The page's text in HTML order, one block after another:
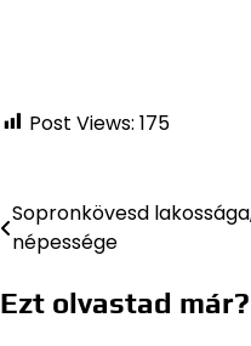
Post Views: 175
Bejegyzés
navigáció
Sopronkövesd
népessége
Ezt olvastad már?